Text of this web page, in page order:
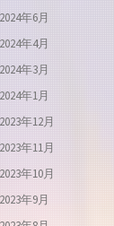
2024年6月
2024年4月
2024年3月
2024年1月
2023年12月
2023年11月
2023年10月
2023年9月